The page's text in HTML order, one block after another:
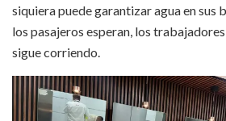
siquiera puede garantizar agua en sus
los pasajeros esperan, los
sigue corriendo.